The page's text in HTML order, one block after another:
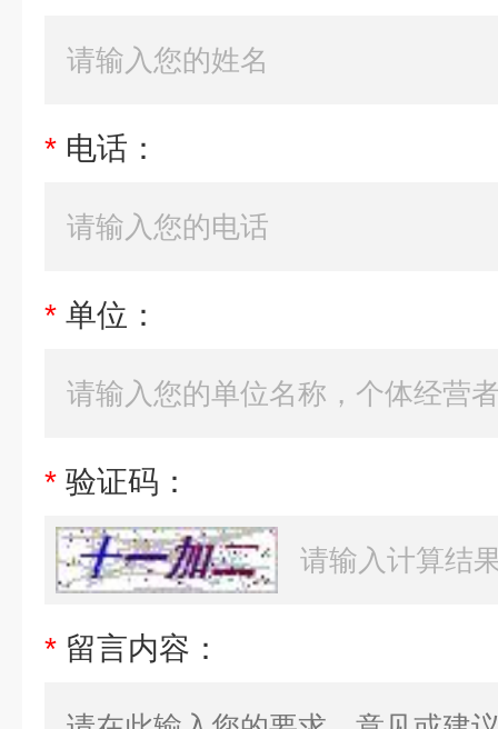
* 电话：
* 单位：
* 验证码：
* 留言内容：